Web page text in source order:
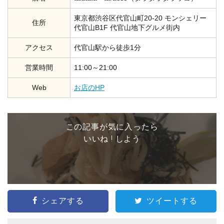
住所
東京都渋谷区代官山町20-20 モンシェリー
代官山B1F 代官山地下グルメ街内
アクセス 代官山駅から徒歩1分
営業時間 11:00～21:00
Web お店のHP
この記事が気に入ったら
いいね ! しよう
シェアする ツイートする